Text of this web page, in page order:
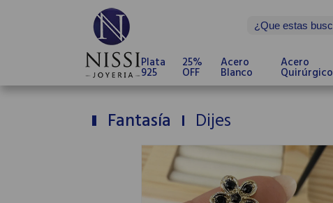
Plata
925
25%
OFF
Acero
Blanco
Acero
Quirúrgico
Fantasía Dijes